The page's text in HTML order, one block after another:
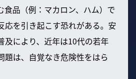
食品（例：マカロン、ハム）で
応を引き起こす恐れがある。安
及により、近年は10代の若年
題は、自覚なき危険性をはら